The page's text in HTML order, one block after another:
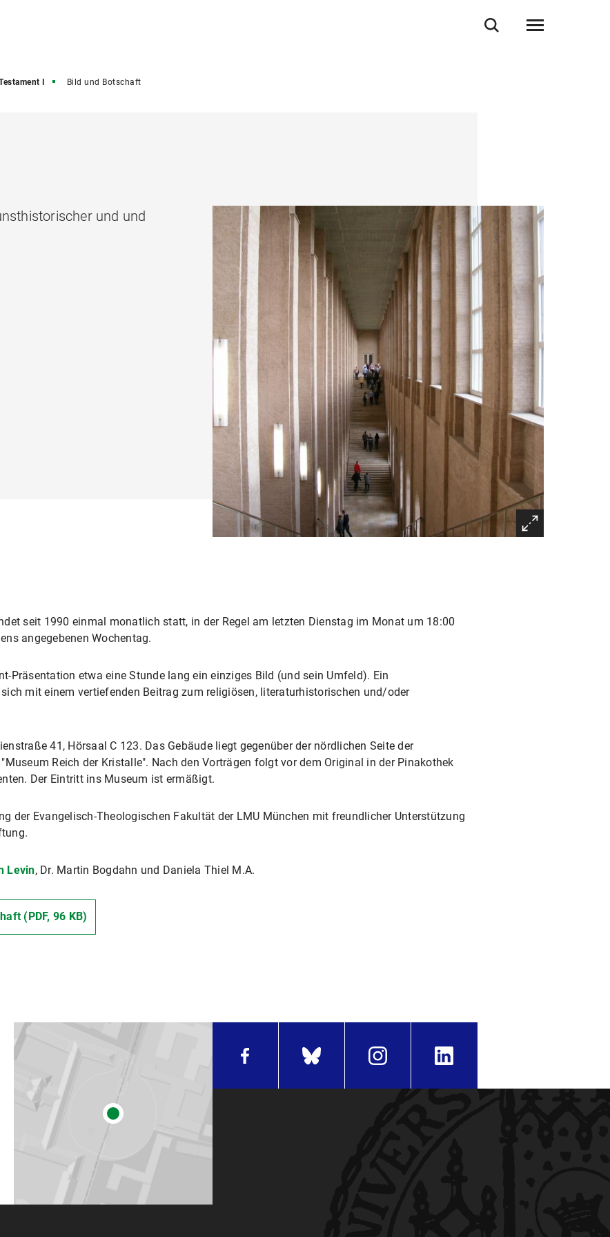
I Bild und Botschaft
und und
seit 1990 einmal monatlich statt, in der Regel am letzten Dienstag im Monat um 18:00
angegebenen Wochentag.
Präsentation etwa eine Stunde lang ein einziges Bild (und sein Umfeld). Ein
mit einem vertiefenden Beitrag zum religiösen, literaturhistorischen und/oder
41, Hörsaal C 123. Das Gebäude liegt gegenüber der nördlichen Seite der
Reich der Kristalle". Nach den Vorträgen folgt vor dem Original in der Pinakothek
Der Eintritt ins Museum ist ermäßigt.
der Evangelisch-Theologischen Fakultät der LMU München mit freundlicher Unterstützung
Levin, Dr. Martin Bogdahn und Daniela Thiel M.A.
(PDF, 96 KB)